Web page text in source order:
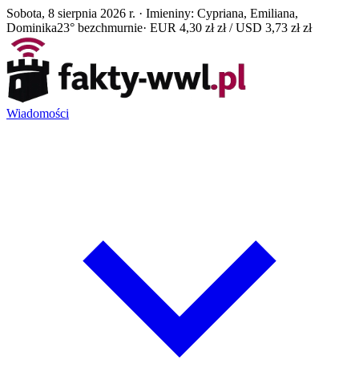
Sobota, 8 sierpnia 2026 r. · Imieniny: Cypriana, Emiliana,
Dominika23° bezchmurnie· EUR 4,30 zł zł / USD 3,73 zł zł
Wiadomości